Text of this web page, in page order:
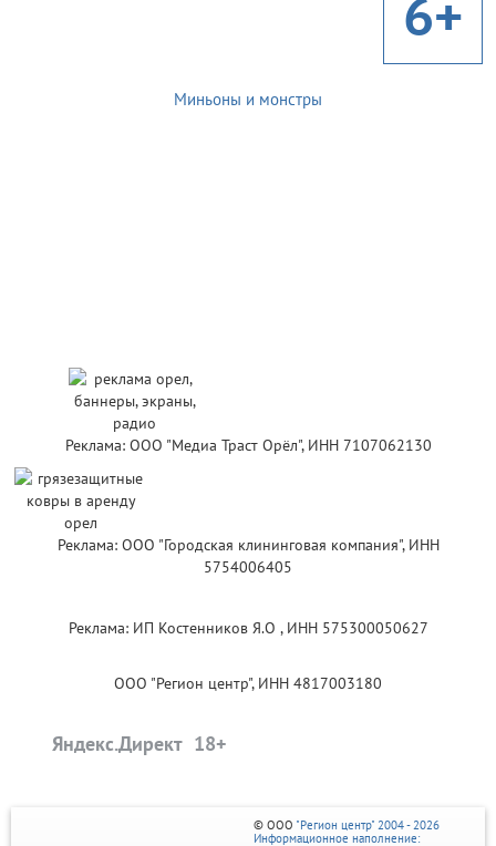
6+
Миньоны и монстры
Реклама: ООО "Медиа Траст Орёл", ИНН 7107062130
Реклама: ООО "Городская клининговая компания", ИНН
5754006405
Реклама: ИП Костенников Я.О , ИНН 575300050627
ООО "Регион центр", ИНН 4817003180
Яндекс.Директ
© ООО "Регион центр" 2004 - 2026
Информационное наполнение: